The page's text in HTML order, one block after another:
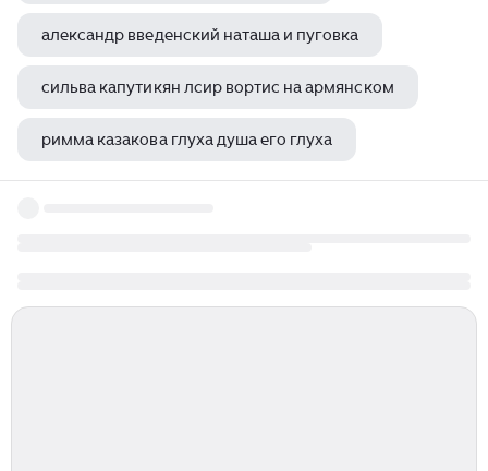
александр введенский наташа и пуговка
сильва капутикян лсир вортис на армянском
римма казакова глуха душа его глуха